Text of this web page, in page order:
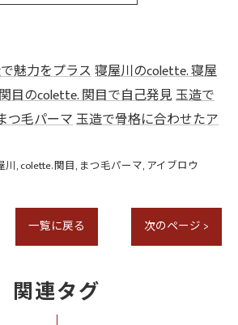
魅力をプラス寝屋川のcolette. 寝屋
目のcolette. 関目で自己発見玉造で
つ毛パーマ玉造で骨格に合わせたア
川 colette. 関目 まつ毛パーマ アイブロウ
一覧に戻る 次のページ >
関連タグ